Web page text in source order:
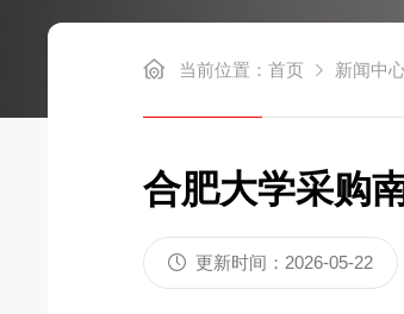
当前位置：首页 新闻中
合肥大学采购
更新时间：2026-05-22